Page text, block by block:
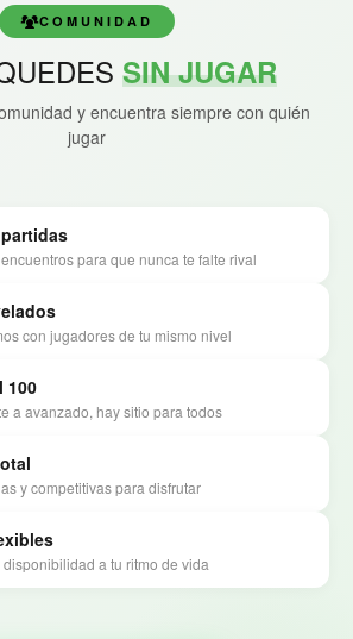
COMUNIDAD
SIN JUGAR
y encuentra siempre con quién
jugar
para que nunca te falte rival
con jugadores de tu mismo nivel
100
a avanzado, hay sitio para todos
y competitivas para disfrutar
a tu ritmo de vida